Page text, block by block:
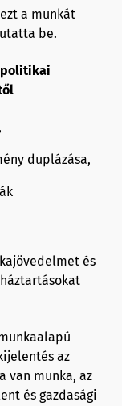
a munkát
be.
duplázása,
és
az
van munka, az
és gazdasági